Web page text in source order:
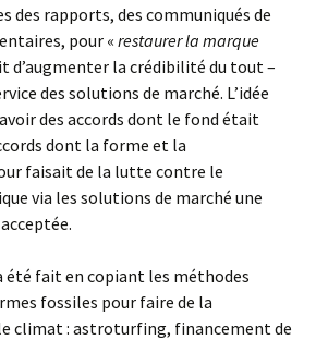
des rapports, des communiqués de
pour « restaurer la marque
d’augmenter la crédibilité du tout –
des solutions de marché. L’idée
des accords dont le fond était
dont la forme et la
faisait de la lutte contre le
via les solutions de marché une
été fait en copiant les méthodes
fossiles pour faire de la
climat : astroturfing, financement de